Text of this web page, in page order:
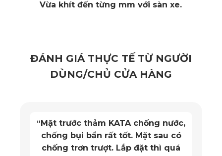
Sản phẩm thảm sàn ô tô 360 Hongqi H9 từ thương hiệu
Vừa khít đến từng mm với sàn xe.
ĐÁNH GIÁ THỰC TẾ TỪ NGƯỜI
DÙNG/CHỦ CỬA HÀNG
“Mặt trước thảm KATA chống nước,
chống bụi bẩn rất tốt. Mặt sau có
chống trơn trượt. Lắp đặt thì quá